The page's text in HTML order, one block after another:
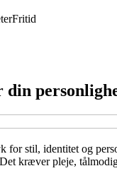
Fritid
din
for stil, identitet og
kræver pleje,